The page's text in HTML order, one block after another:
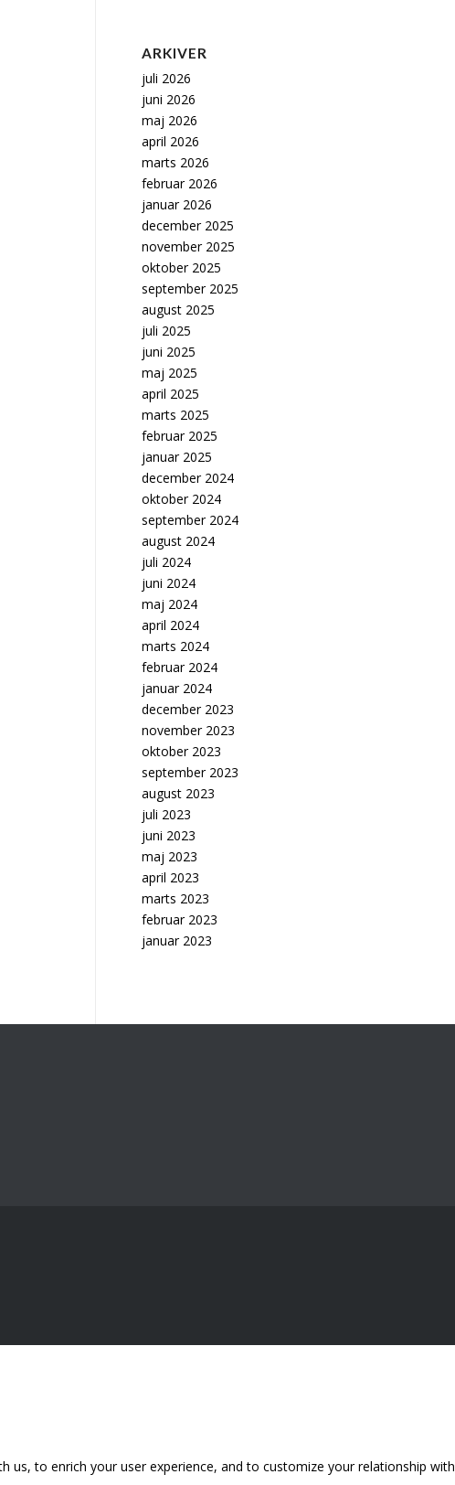
ARKIVER
juli 2026
juni 2026
maj 2026
april 2026
marts 2026
februar 2026
januar 2026
december 2025
november 2025
oktober 2025
september 2025
august 2025
juli 2025
juni 2025
maj 2025
april 2025
marts 2025
februar 2025
januar 2025
december 2024
oktober 2024
september 2024
august 2024
juli 2024
juni 2024
maj 2024
april 2024
marts 2024
februar 2024
januar 2024
december 2023
november 2023
oktober 2023
september 2023
august 2023
juli 2023
juni 2023
maj 2023
april 2023
marts 2023
februar 2023
januar 2023
to enrich your user experience, and to customize your relationship with